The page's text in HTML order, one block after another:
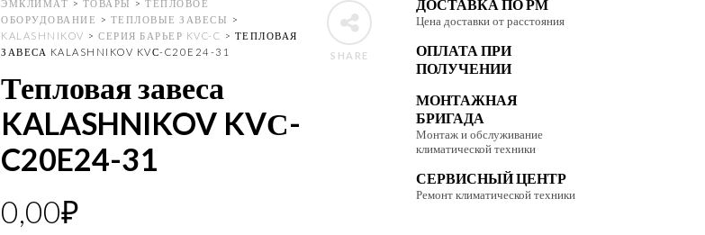
ДОСТАВКА ПО РМ
Цена доставки от расстояния
ОПЛАТА ПРИ
ПОЛУЧЕНИИ
МОНТАЖНАЯ
БРИГАДА
Монтаж и обслуживание
климатической техники
СЕРВИСНЫЙ ЦЕНТР
Ремонт климатической техники
SHARE
ЭМКЛИМАТ > ТОВАРЫ >ТЕПЛОВОЕ
ОБОРУДОВАНИЕ
> ТЕПЛОВЫЕ ЗАВЕСЫ
>
KALASHNIKOV >СЕРИЯ БАРЬЕР KVC-C > ТЕПЛОВАЯ
ЗАВЕСА KALASHNIKOV KVС-C20E24-31
Тепловая завеса
KALASHNIKOV KVС-
C20E24-31
0,00₽